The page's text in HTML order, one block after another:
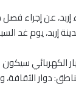
عن إجراء فصل
يوم غد
مناطق: دوار